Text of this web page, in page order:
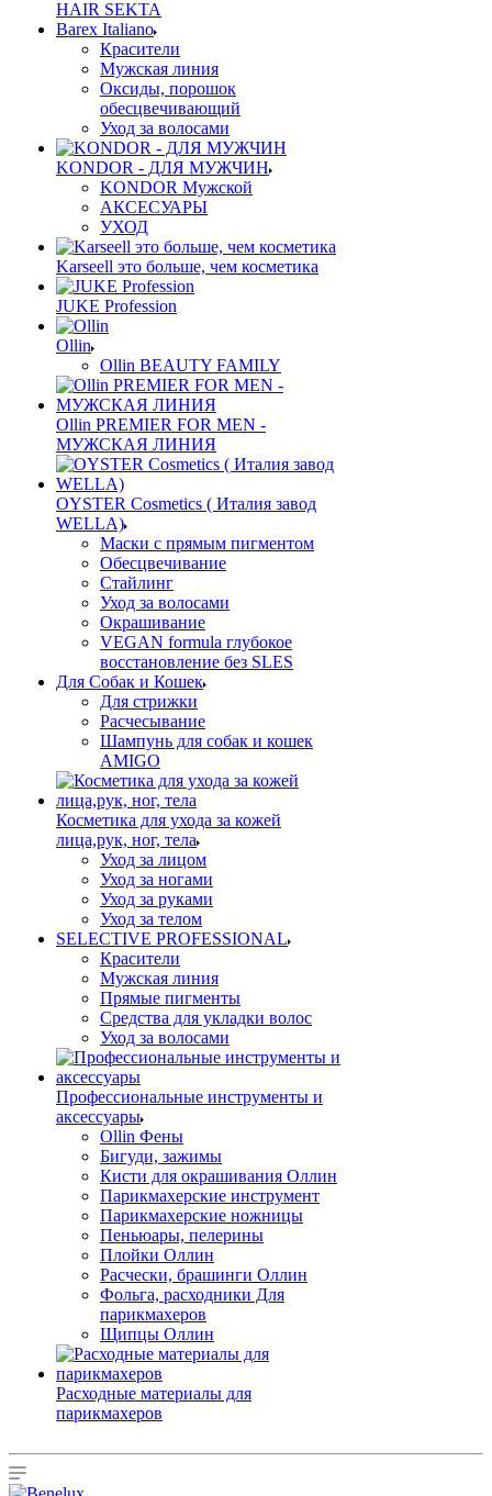
HAIR SEKTA
Barex Italiano
Красители
Мужская линия
Оксиды, порошок
обесцвечивающий
Уход за волосами
KONDOR - ДЛЯ МУЖЧИН
KONDOR Мужской
АКСЕСУАРЫ
УХОД
Karseell это больше, чем косметика
JUKE Profession
Ollin
Ollin BEAUTY FAMILY
Ollin PREMIER FOR MEN -
МУЖСКАЯ ЛИНИЯ
OYSTER Cosmetics ( Италия завод
WELLA)
Маски с прямым пигментом
Обесцвечивание
Стайлинг
Уход за волосами
Окрашивание
VEGAN formula глубокое
восстановление без SLES
Для Собак и Кошек
Для стрижки
Расчесывание
Шампунь для собак и кошек
AMIGO
Косметика для ухода за кожей
лица,рук, ног, тела
Уход за лицом
Уход за ногами
Уход за руками
Уход за телом
SELECTIVE PROFESSIONAL
Красители
Мужская линия
Прямые пигменты
Средства для укладки волос
Уход за волосами
Профессиональные инструменты и
аксессуары
Ollin Фены
Бигуди, зажимы
Кисти для окрашивания Оллин
Парикмахерские инструмент
Парикмахерские ножницы
Пеньюары, пелерины
Плойки Оллин
Расчески, брашинги Оллин
Фольга, расходники Для
парикмахеров
Щипцы Оллин
Расходные материалы для
парикмахеров